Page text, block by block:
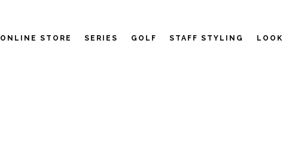
ONLINE STORE SERIES GOLF STAFF STYLING LOOK